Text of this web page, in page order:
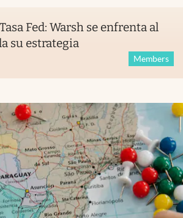
Tasa Fed: Warsh se enfrenta al
su estrategia
Members